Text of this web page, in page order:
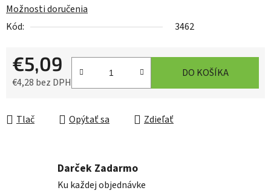
Možnosti doručenia
Kód:
3462
€5,09
€4,28 bez DPH
DO KOŠÍKA
Tlač Opýtať sa Zdieľať
Darček Zadarmo
Ku každej objednávke